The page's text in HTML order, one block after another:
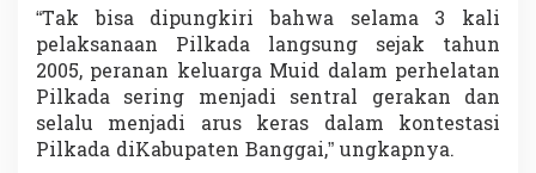
“Tak bisa dipungkiri bahwa selama 3 kali
pelaksanaan Pilkada langsung sejak tahun
2005, peranan keluarga Muid dalam perhelatan
Pilkada sering menjadi sentral gerakan dan
selalu menjadi arus keras dalam kontestasi
Pilkada diKabupaten Banggai,” ungkapnya.